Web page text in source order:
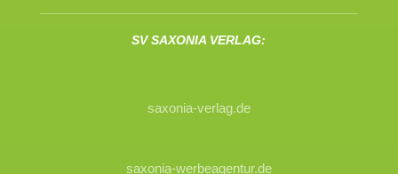
SV SAXONIA VERLAG:
saxonia-verlag.de
saxonia-werbeagentur.de